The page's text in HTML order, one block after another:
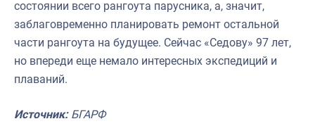
состоянии всего рангоута парусника, а, значит,
заблаговременно планировать ремонт остальной
части рангоута на будущее. Сейчас «Седову» 97 лет,
но впереди еще немало интересных экспедиций и
плаваний.
Источник:БГАРФ